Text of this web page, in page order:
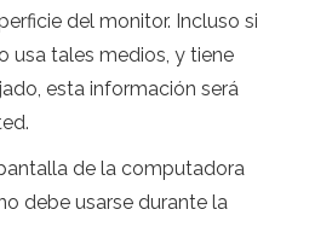
del monitor. Incluso si
usa tales medios, y tiene
esta información será
de la computadora
debe usarse durante la